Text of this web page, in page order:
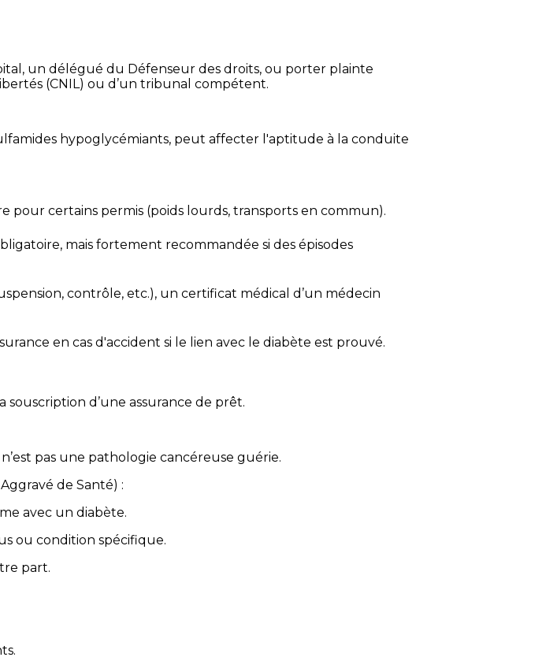
un délégué du Défenseur des droits, ou porter plainte
(CNIL) ou d’un tribunal compétent.
hypoglycémiants, peut affecter l'aptitude à la conduite
certains permis (poids lourds, transports en commun).
mais fortement recommandée si des épisodes
contrôle, etc.), un certificat médical d’un médecin
en cas d'accident si le lien avec le diabète est prouvé.
d’une assurance de prêt.
pas une pathologie cancéreuse guérie.
de Santé) :
avec un diabète.
ou condition spécifique.
part.